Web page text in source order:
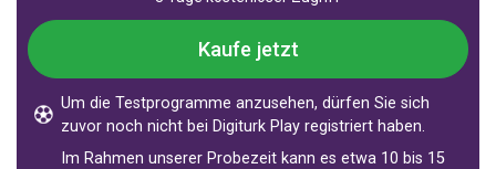
Kaufe jetzt
Um die Testprogramme anzusehen, dürfen Sie sich
zuvor noch nicht bei Digiturk Play registriert haben.
Im Rahmen unserer Probezeit kann es etwa 10 bis 15